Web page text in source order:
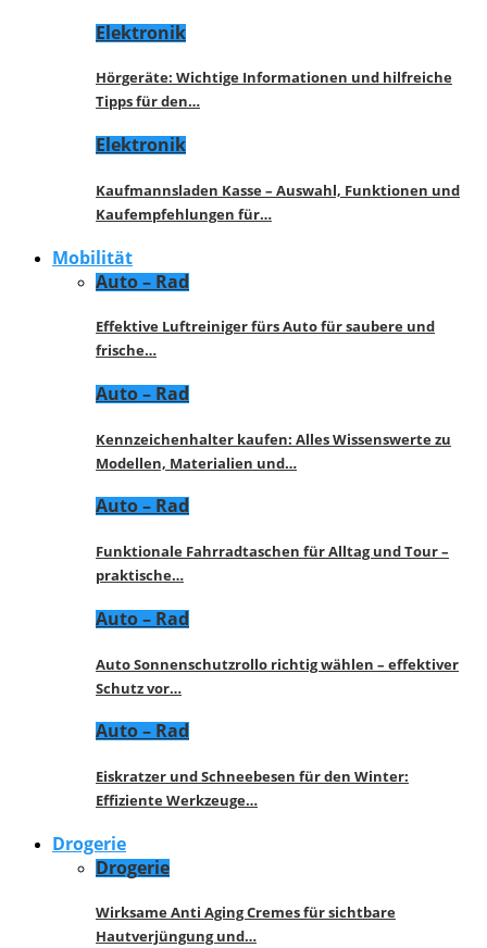
Elektronik
Hörgeräte: Wichtige Informationen und hilfreiche
Tipps für den…
Elektronik
Kaufmannsladen Kasse – Auswahl, Funktionen und
Kaufempfehlungen für…
Mobilität
Auto – Rad
Effektive Luftreiniger fürs Auto für saubere und
frische…
Auto – Rad
Kennzeichenhalter kaufen: Alles Wissenswerte zu
Modellen, Materialien und…
Auto – Rad
Funktionale Fahrradtaschen für Alltag und Tour –
praktische…
Auto – Rad
Auto Sonnenschutzrollo richtig wählen – effektiver
Schutz vor…
Auto – Rad
Eiskratzer und Schneebesen für den Winter:
Effiziente Werkzeuge…
Drogerie
Drogerie
Wirksame Anti Aging Cremes für sichtbare
Hautverjüngung und…